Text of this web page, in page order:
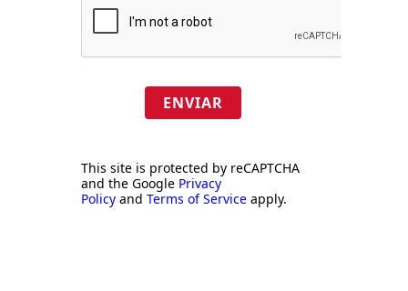
ENVIAR
This site is protected by reCAPTCHA
and the Google Privacy
Policy and Terms of Service apply.